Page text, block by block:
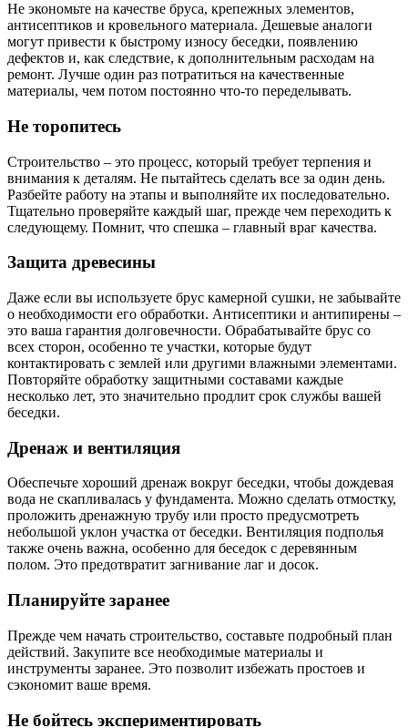
Не экономьте на качестве бруса, крепежных элементов,
антисептиков и кровельного материала. Дешевые аналоги
могут привести к быстрому износу беседки, появлению
дефектов и, как следствие, к дополнительным расходам на
ремонт. Лучше один раз потратиться на качественные
материалы, чем потом постоянно что-то переделывать.
Не торопитесь
Строительство – это процесс, который требует терпения и
внимания к деталям. Не пытайтесь сделать все за один день.
Разбейте работу на этапы и выполняйте их последовательно.
Тщательно проверяйте каждый шаг, прежде чем переходить к
следующему. Помнит, что спешка – главный враг качества.
Защита древесины
Даже если вы используете брус камерной сушки, не забывайте
о необходимости его обработки. Антисептики и антипирены –
это ваша гарантия долговечности. Обрабатывайте брус со
всех сторон, особенно те участки, которые будут
контактировать с землей или другими влажными элементами.
Повторяйте обработку защитными составами каждые
несколько лет, это значительно продлит срок службы вашей
беседки.
Дренаж и вентиляция
Обеспечьте хороший дренаж вокруг беседки, чтобы дождевая
вода не скапливалась у фундамента. Можно сделать отмостку,
проложить дренажную трубу или просто предусмотреть
небольшой уклон участка от беседки. Вентиляция подполья
также очень важна, особенно для беседок с деревянным
полом. Это предотвратит загнивание лаг и досок.
Планируйте заранее
Прежде чем начать строительство, составьте подробный план
действий. Закупите все необходимые материалы и
инструменты заранее. Это позволит избежать простоев и
сэкономит ваше время.
Не бойтесь экспериментировать